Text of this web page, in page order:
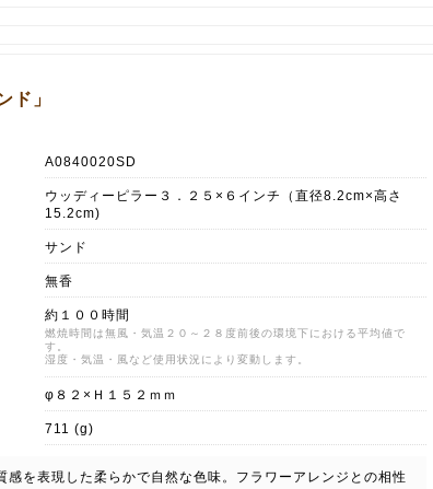
ド」
A0840020SD
ウッディーピラー３．２５×６インチ（直径8.2cm×高さ
15.2cm)
サンド
無香
約１００時間
燃焼時間は無風・気温２０～２８度前後の環境下における平均値で
す。
湿度・気温・風など使用状況により変動します。
φ８２×Ｈ１５２ｍｍ
711 (g)
感を表現した柔らかで自然な色味。フラワーアレンジとの相性